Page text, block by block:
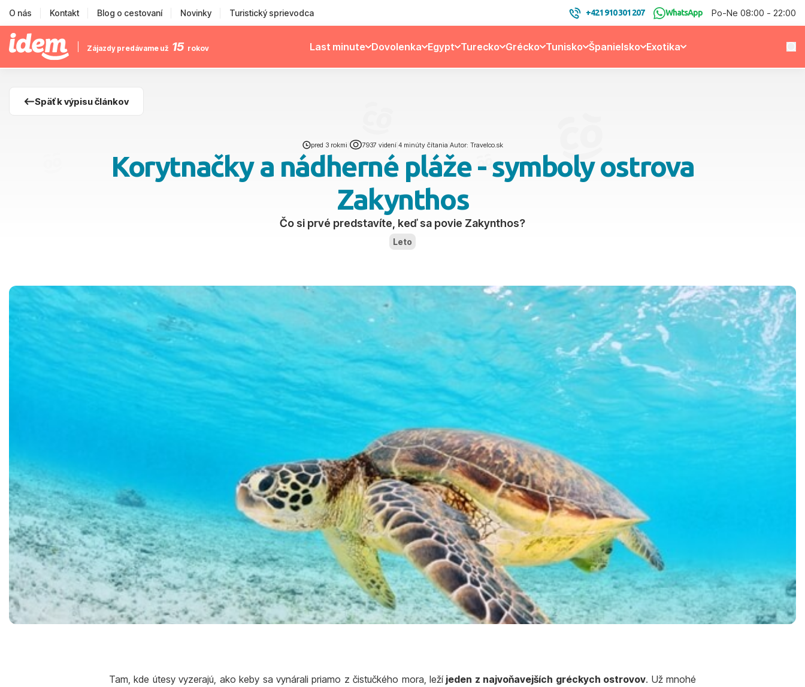
O nás Kontakt Blog o cestovaní Novinky Turistický sprievodca +421 910 301 207 WhatsApp Po-Ne 08:00 - 22:00
Zájazdy predávame už 15 rokov Last minute Dovolenka Egypt Turecko Grécko Tunisko Španielsko Exotika
Späť k výpisu článkov
pred 3 rokmi 7937 videní| 4 minúty čítania Autor: Travelco.sk
Korytnačky a nádherné pláže - symboly ostrova
Zakynthos
Čo si prvé predstavíte, keď sa povie Zakynthos?
Leto
Tam, kde útesy vyzerajú, ako keby sa vynárali priamo z čistučkého mora, leží jeden z najvoňavejších gréckych ostrovov. Už mnohé